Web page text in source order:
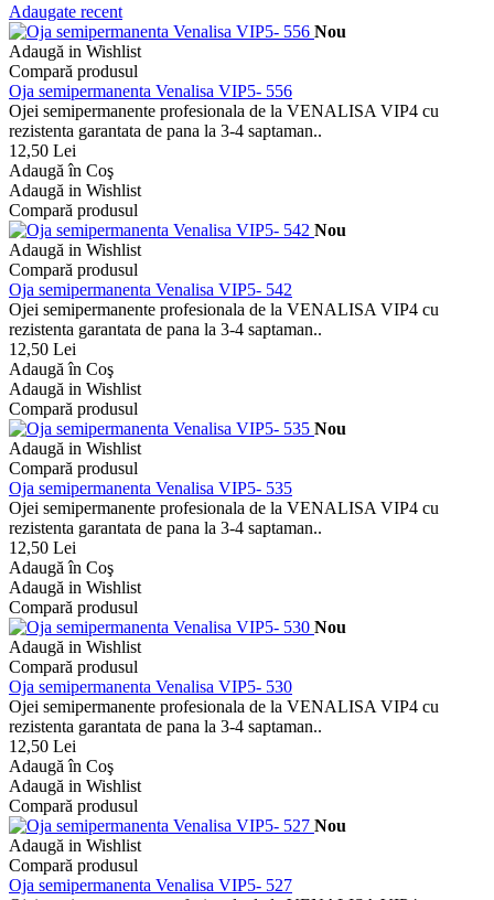
Adaugate recent
Nou
Adaugă in Wishlist
Compară produsul
Oja semipermanenta Venalisa VIP5- 556
Ojei semipermanente profesionala de la VENALISA VIP4 cu
rezistenta garantata de pana la 3-4 saptaman..
12,50 Lei
Adaugă în Coş
Adaugă in Wishlist
Compară produsul
Nou
Adaugă in Wishlist
Compară produsul
Oja semipermanenta Venalisa VIP5- 542
Ojei semipermanente profesionala de la VENALISA VIP4 cu
rezistenta garantata de pana la 3-4 saptaman..
12,50 Lei
Adaugă în Coş
Adaugă in Wishlist
Compară produsul
Nou
Adaugă in Wishlist
Compară produsul
Oja semipermanenta Venalisa VIP5- 535
Ojei semipermanente profesionala de la VENALISA VIP4 cu
rezistenta garantata de pana la 3-4 saptaman..
12,50 Lei
Adaugă în Coş
Adaugă in Wishlist
Compară produsul
Nou
Adaugă in Wishlist
Compară produsul
Oja semipermanenta Venalisa VIP5- 530
Ojei semipermanente profesionala de la VENALISA VIP4 cu
rezistenta garantata de pana la 3-4 saptaman..
12,50 Lei
Adaugă în Coş
Adaugă in Wishlist
Compară produsul
Nou
Adaugă in Wishlist
Compară produsul
Oja semipermanenta Venalisa VIP5- 527